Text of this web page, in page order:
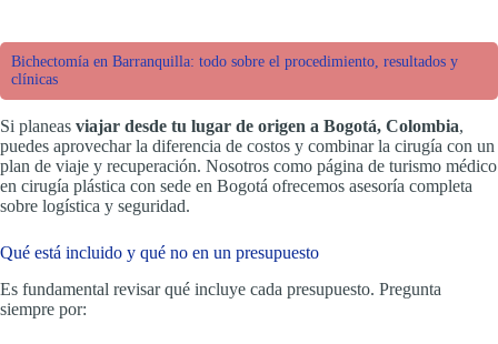
Bichectomía en Barranquilla: todo sobre el procedimiento, resultados y
clínicas
Si planeas viajar desde tu lugar de origen a Bogotá, Colombia,
puedes aprovechar la diferencia de costos y combinar la cirugía con un
plan de viaje y recuperación. Nosotros como página de turismo médico
en cirugía plástica con sede en Bogotá ofrecemos asesoría completa
sobre logística y seguridad.
Qué está incluido y qué no en un presupuesto
Es fundamental revisar qué incluye cada presupuesto. Pregunta
siempre por: